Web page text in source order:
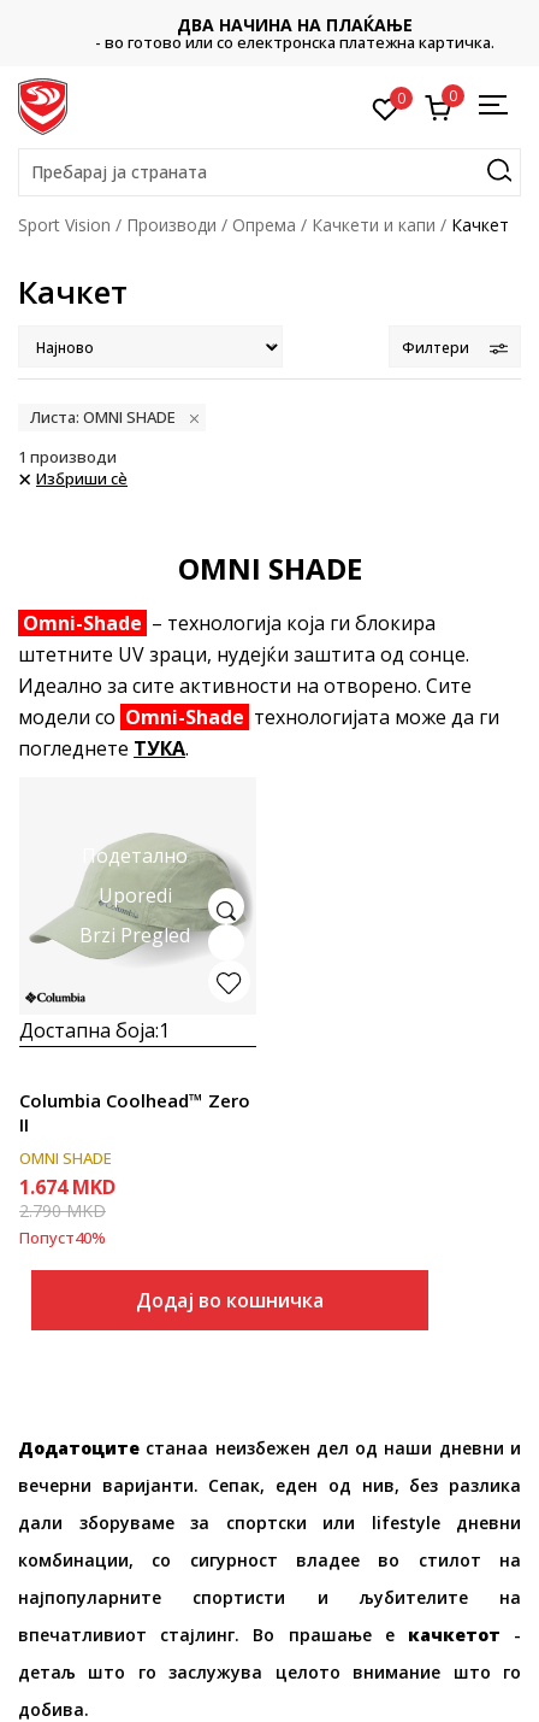
ДВА НАЧИНА НА ПЛАЌАЊЕ
- во готово или со електронска платежна картичка.
0 0
Пребарај ја страната
Sport Vision Производи Опрема Качкети и капи Качкет
Качкет
Филтери
Листа: OMNI SHADE
1 производи
Избриши сè
OMNI SHADE
Omni-Shade – технологија која ги блокира
штетните UV зраци, нудејќи заштита од сонце.
Идеално за сите активности на отворено. Сите
модели со Omni-Shade технологијата може да ги
погледнете ТУКА.
Подетално
Uporedi
Brzi Pregled
Достапна боја:1
Columbia Coolhead™ Zero
II
OMNI SHADE
1.674 MKD
2.790MKD
Попуст40%
Додај во кошничка
Додатоците станаа неизбежен дел од наши дневни и
вечерни варијанти. Сепак, еден од нив, без разлика
дали зборуваме за спортски или lifestyle дневни
комбинации, со сигурност владее во стилот на
најпопуларните спортисти и љубителите на
впечатливиот стајлинг. Во прашање е качкетот -
детаљ што го заслужува целото внимание што го
добива.